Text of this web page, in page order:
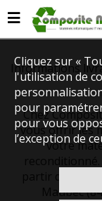
Informations
Chez
vous offrir les
votre
partir de
Maubec
Cliquez sur «
l'utilisation de
pour
pour vous
l’exception de